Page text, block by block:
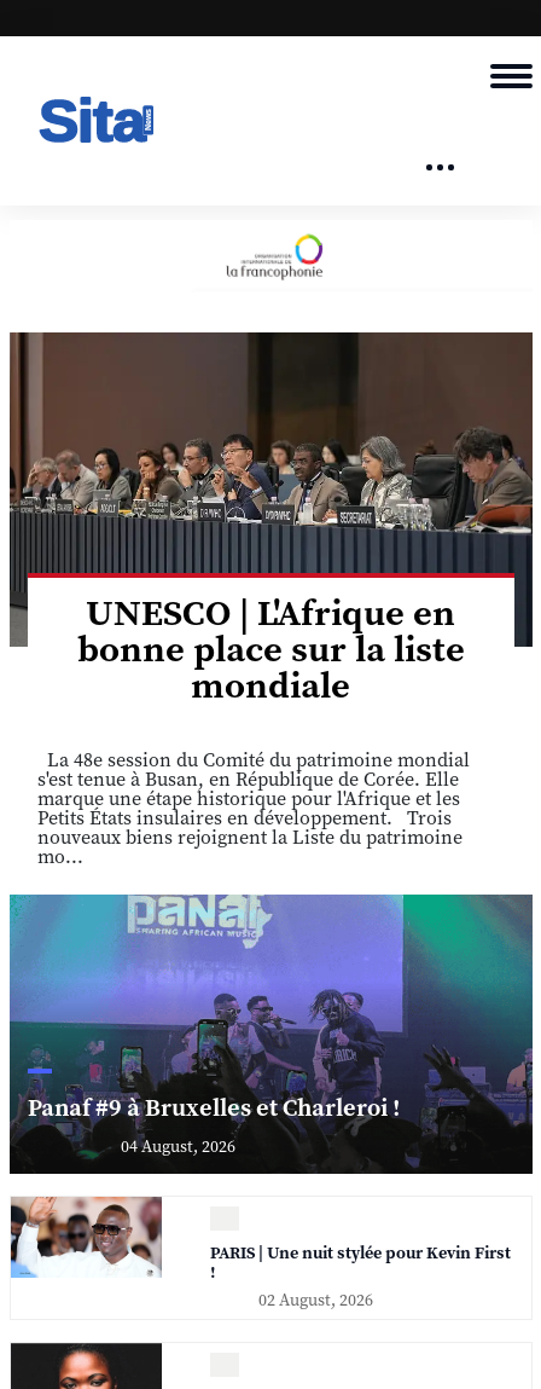
UNESCO | L'Afrique en
bonne place sur la liste
mondiale
La 48e session du Comité du patrimoine mondial
s'est tenue à Busan, en République de Corée. Elle
marque une étape historique pour l'Afrique et les
Petits États insulaires en développement. Trois
nouveaux biens rejoignent la Liste du patrimoine
mo...
Panaf #9 à Bruxelles et Charleroi !
04 August, 2026
PARIS | Une nuit stylée pour Kevin First
!
02 August, 2026